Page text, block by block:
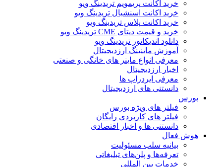
خرید اکانت پریمویم تریدینگ ویو
خرید اکانت اسنشیال تریدینگ ویو
خرید اکانت پلاس تریدینگ ویو
خرید و قیمت دیتای CME تریدینگ ویو
دانلود اندیکاتور تریدینگ ویو
آموزش ماینینگ ارزدیجیتال
معرفی انواع ماینر های خانگی و صنعتی
اخبار ارزدیجیتال
معرفی ایردراپ ها
دانستنی های ارزدیجیتال
بورس
فیلتر های ویژه بورس
فیلتر های کاربردی رایگان
دانستنی ها و اخبار اقتصادی
هوش فعال
بیانیه سلب مسئولیت
تعرفه‌ها و پلن‌های تبلیغاتی
خدمات بین المللی